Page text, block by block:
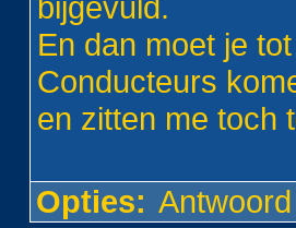
En dan moet je
Conducteurs
en zitten me toch
Opties: